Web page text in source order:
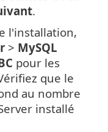
.
l'installation,
> MySQL
pour les
que le
au nombre
installé